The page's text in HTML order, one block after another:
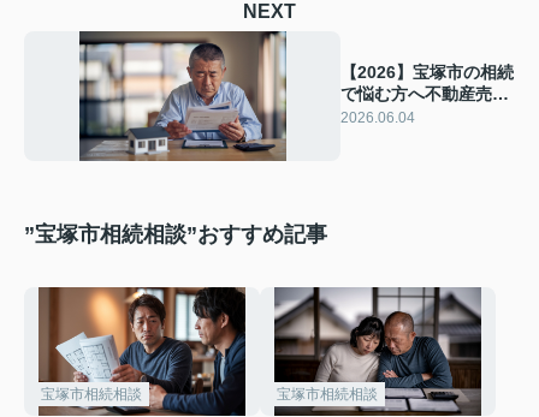
NEXT
【2026】宝塚市の相続
で悩む方へ不動産売却
と抵当権の基礎知識！
2026.06.04
”宝塚市相続相談”おすすめ記事
宝塚市相続相談 宝塚市相続相談